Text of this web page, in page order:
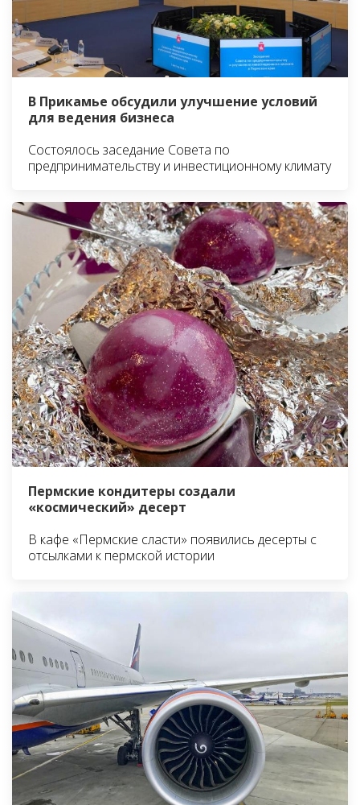
В Прикамье обсудили улучшение условий
для ведения бизнеса
Состоялось заседание Совета по
предпринимательству и инвестиционному климату
Пермские кондитеры создали
«космический» десерт
В кафе «Пермские сласти» появились десерты с
отсылками к пермской истории